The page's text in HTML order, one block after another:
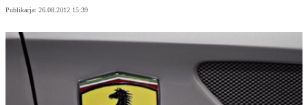
Publikacja: 26.08.2012 15:39